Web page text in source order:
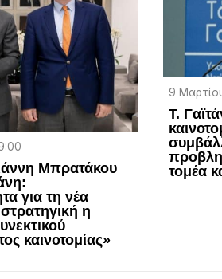
Μπρατάκου
για τη νέα
η
καινοτομίας»
9
Τ.
τομέα